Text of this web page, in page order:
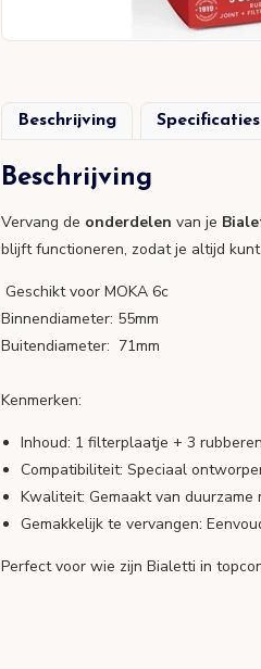
Beschrijving Specificaties
Beschrijving
Vervang de onderdelen van je
blijft functioneren, zodat je altijd
Geschikt voor MOKA 6c
Binnendiameter: 55mm
Buitendiameter: 71mm
Kenmerken:
Inhoud: 1 filterplaatje + 3
Compatibiliteit: Speciaal
Kwaliteit: Gemaakt van
Gemakkelijk te vervangen:
Perfect voor wie zijn Bialetti in